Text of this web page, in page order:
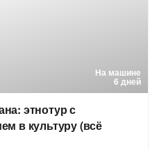
На машине
6 дней
этнотур с
в культуру (всё